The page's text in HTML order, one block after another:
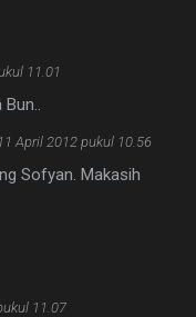
11.01
11 April 2012 pukul 10.56
Sofyan. Makasih
11.07